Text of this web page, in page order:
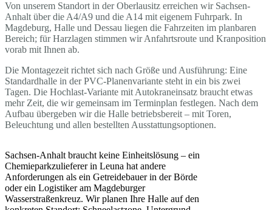
Von unserem Standort in der Oberlausitz erreichen wir Sachsen-
Anhalt über die A4/A9 und die A14 mit eigenem Fuhrpark. In
Magdeburg, Halle und Dessau liegen die Fahrzeiten im planbaren
Bereich; für Harzlagen stimmen wir Anfahrtsroute und Kranposition
vorab mit Ihnen ab.
Die Montagezeit richtet sich nach Größe und Ausführung: Eine
Standardhalle in der PVC-Planenvariante steht in ein bis zwei
Tagen. Die Hochlast-Variante mit Autokraneinsatz braucht etwas
mehr Zeit, die wir gemeinsam im Terminplan festlegen. Nach dem
Aufbau übergeben wir die Halle betriebsbereit – mit Toren,
Beleuchtung und allen bestellten Ausstattungsoptionen.
Sachsen-Anhalt braucht keine Einheitslösung – ein
Chemieparkzulieferer in Leuna hat andere
Anforderungen als ein Getreidebauer in der Börde
oder ein Logistiker am Magdeburger
Wasserstraßenkreuz. Wir planen Ihre Halle auf den